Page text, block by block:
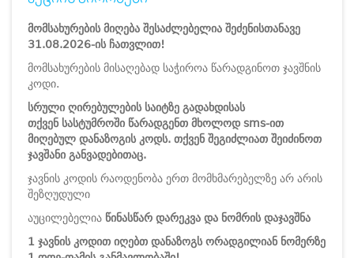
მომსახურების მიღება შესაძლებელია შეძენისთანავე
31.08.2026-ის ჩათვლით!
მომსახურების მისაღებად საჭიროა წარადგინოთ ჯავშნის
კოდი.
სრული ღირებულების საიტზე გადახდისას
თქვენ სასტუმროში წარადგენთ მხოლოდ sms-ით
მიღებულ დანაზოგის კოდს. თქვენ შეგიძლიათ შეიძინოთ
ჯავშანი განვადებითაც.
ჯავნის კოდის რაოდენობა ერთ მომხმარებელზე არ არის
შეზღუდული
აუცილებელია წინასწარ დარეკვა და ნომრის დაჯავშნა
1 ჯავნის კოდით იღებთ დანაზოგს ორადგილიან ნომერზე